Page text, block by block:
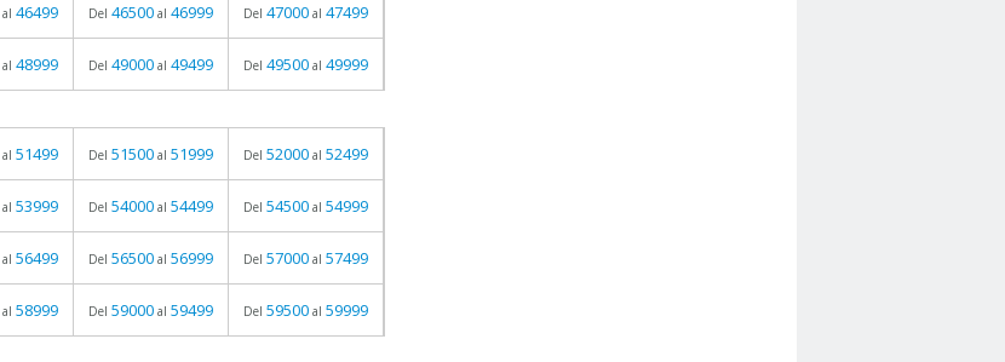
al 46499 Del 46500 al 46999 Del 47000 al 47499
al 48999 Del 49000 al 49499 Del 49500 al 49999
al 51499 Del 51500 al 51999 Del 52000 al 52499
al 53999 Del 54000 al 54499 Del 54500 al 54999
al 56499 Del 56500 al 56999 Del 57000 al 57499
al 58999 Del 59000 al 59499 Del 59500 al 59999